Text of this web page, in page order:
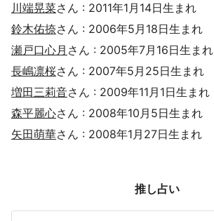
川端晃菜さん : 2011年1月14日生まれ
鈴木佑捺さん : 2006年5月18日生まれ
瀬戸口心月 さん : 2005年7月16日生まれ
長嶋凛桜さん : 2007年5月25日生まれ
増田三莉音さん : 2009年11月1日生まれ
森平麗心さん : 2008年10月5日生まれ
矢田萌華さん : 2008年1月27日生まれ
推し占い